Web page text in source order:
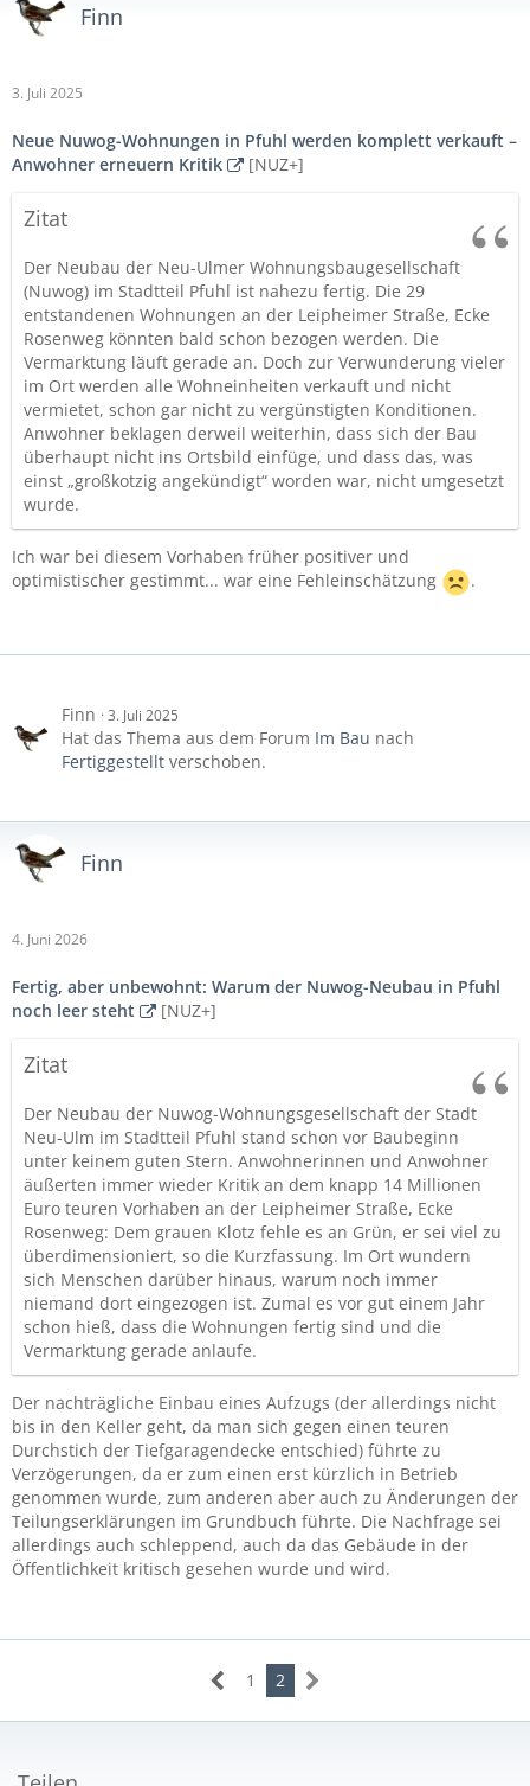
Finn
3. Juli 2025
Neue Nuwog-Wohnungen in Pfuhl werden komplett verkauft –
Anwohner erneuern Kritik
[NUZ+]
Zitat
Der Neubau der Neu-Ulmer Wohnungsbaugesellschaft
(Nuwog) im Stadtteil Pfuhl ist nahezu fertig. Die 29
entstandenen Wohnungen an der Leipheimer Straße, Ecke
Rosenweg könnten bald schon bezogen werden. Die
Vermarktung läuft gerade an. Doch zur Verwunderung vieler
im Ort werden alle Wohneinheiten verkauft und nicht
vermietet, schon gar nicht zu vergünstigten Konditionen.
Anwohner beklagen derweil weiterhin, dass sich der Bau
überhaupt nicht ins Ortsbild einfüge, und dass das, was
einst „großkotzig angekündigt“ worden war, nicht umgesetzt
wurde.
Ich war bei diesem Vorhaben früher positiver und
optimistischer gestimmt... war eine Fehleinschätzung
.
Finn 3. Juli 2025
Hat das Thema aus dem Forum Im Bau nach
Fertiggestellt verschoben.
Finn
4. Juni 2026
Fertig, aber unbewohnt: Warum der Nuwog-Neubau in Pfuhl
noch leer steht
[NUZ+]
Zitat
Der Neubau der Nuwog-Wohnungsgesellschaft der Stadt
Neu-Ulm im Stadtteil Pfuhl stand schon vor Baubeginn
unter keinem guten Stern. Anwohnerinnen und Anwohner
äußerten immer wieder Kritik an dem knapp 14 Millionen
Euro teuren Vorhaben an der Leipheimer Straße, Ecke
Rosenweg: Dem grauen Klotz fehle es an Grün, er sei viel zu
überdimensioniert, so die Kurzfassung. Im Ort wundern
sich Menschen darüber hinaus, warum noch immer
niemand dort eingezogen ist. Zumal es vor gut einem Jahr
schon hieß, dass die Wohnungen fertig sind und die
Vermarktung gerade anlaufe.
Der nachträgliche Einbau eines Aufzugs (der allerdings nicht
bis in den Keller geht, da man sich gegen einen teuren
Durchstich der Tiefgaragendecke entschied) führte zu
Verzögerungen, da er zum einen erst kürzlich in Betrieb
genommen wurde, zum anderen aber auch zu Änderungen der
Teilungserklärungen im Grundbuch führte. Die Nachfrage sei
allerdings auch schleppend, auch da das Gebäude in der
Öffentlichkeit kritisch gesehen wurde und wird.
1 2